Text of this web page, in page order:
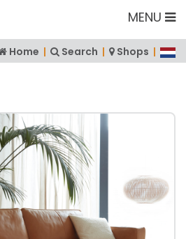
MENU
Home | Search | Shops |